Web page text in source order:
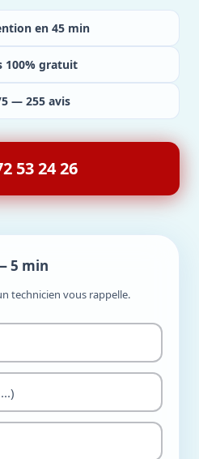
en 45 min
100% gratuit
— 255 avis
53 24 26
5 min
technicien vous rappelle.